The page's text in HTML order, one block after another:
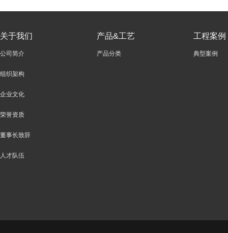
关于我们
公司简介
组织架构
企业文化
荣誉资质
董事长致辞
人才队伍
产品&工艺
产品分类
工程案例
典型案例